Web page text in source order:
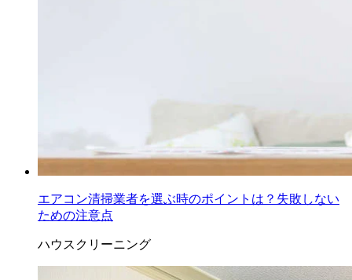
エアコン清掃業者を選ぶ時のポイントは？失敗しない
ための注意点
ハウスクリーニング